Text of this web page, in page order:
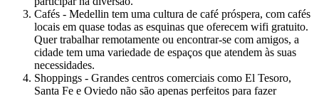
Cafés - Medellin tem uma cultura de café próspera, com cafés
locais em quase todas as esquinas que oferecem wifi gratuito.
Quer trabalhar remotamente ou encontrar-se com amigos, a
cidade tem uma variedade de espaços que atendem às suas
necessidades.
Shoppings - Grandes centros comerciais como El Tesoro,
Santa Fe e Oviedo não são apenas perfeitos para fazer